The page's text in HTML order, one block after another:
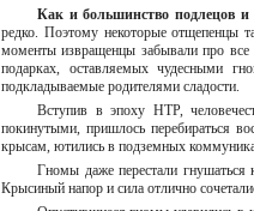
Как и большинство подлецов и
редко. Поэтому некоторые отщепенцы
моменты извращенцы забывали про все
подарках, оставляемых чудесными
подкладываемые родителями сладости.
Вступив в эпоху НТР,
покинутыми, пришлось перебираться
крысам, ютились в подземных
Гномы даже перестали
Крысиный напор и сила отлично